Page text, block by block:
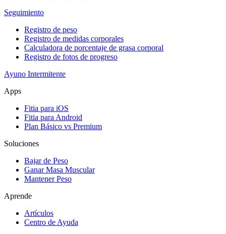
Seguimiento
Registro de peso
Registro de medidas corporales
Calculadora de porcentaje de grasa corporal
Registro de fotos de progreso
Ayuno Intermitente
Apps
Fitia para iOS
Fitia para Android
Plan Básico vs Premium
Soluciones
Bajar de Peso
Ganar Masa Muscular
Mantener Peso
Aprende
Artículos
Centro de Ayuda